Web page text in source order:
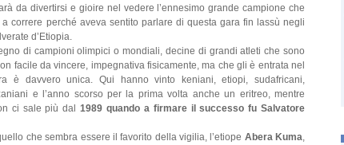
da divertirsi e gioire nel vedere l’ennesimo grande campione che
correre perché aveva sentito parlare di questa gara fin lassù negli
d’Etiopia.
di campioni olimpici o mondiali, decine di grandi atleti che sono
facile da vincere, impegnativa fisicamente, ma che gli è entrata nel
è davvero unica. Qui hanno vinto keniani, etiopi, sudafricani,
e l’anno scorso per la prima volta anche un eritreo, mentre
ci sale più dal1989 quando a firmare il successo fu Salvatore
che sembra essere il favorito della vigilia, l’etiope Abera Kuma,